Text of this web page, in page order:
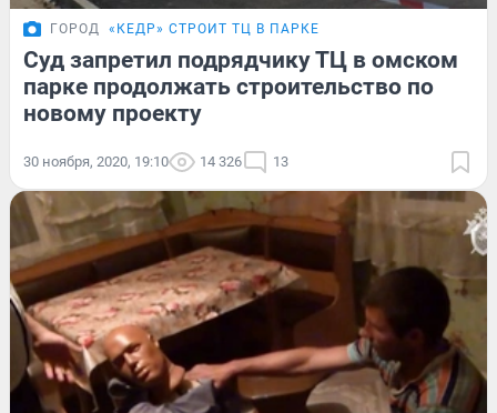
ГОРОД «КЕДР» СТРОИТ ТЦ В ПАРКЕ
Суд запретил подрядчику ТЦ в омском
парке продолжать строительство по
новому проекту
30 ноября, 2020, 19:10 14 326 13